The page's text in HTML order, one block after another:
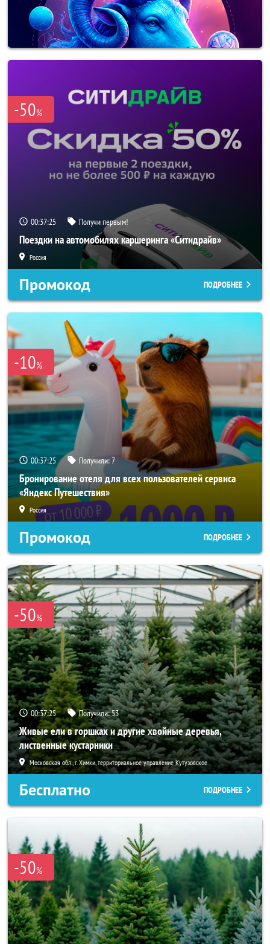
-50%
00:37:24 Получи первым!
Поездки на автомобилях каршеринга «Ситидрайв»
Россия
Промокод ПОДРОБНЕЕ
-10%
00:37:24 Получили:7
Бронирование отеля для всех пользователей сервиса
«Яндекс Путешествия»
Россия
Промокод ПОДРОБНЕЕ
-50%
00:37:24 Получили:53
Живые ели в горшках и другие хвойные деревья,
лиственные кустарники
Московская обл., г. Химки, территориальное управление Кутузовское
Бесплатно ПОДРОБНЕЕ
-50%